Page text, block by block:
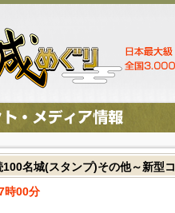
100名城(スタンプ)その他～新型
時00分